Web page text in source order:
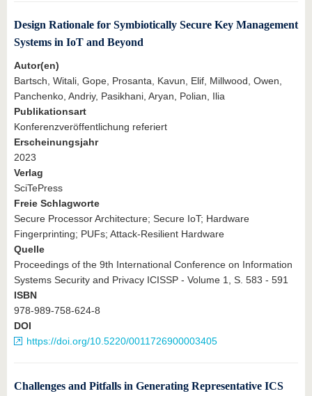
Design Rationale for Symbiotically Secure Key Management
Systems in IoT and Beyond
Autor(en)
Bartsch, Witali, Gope, Prosanta, Kavun, Elif, Millwood, Owen,
Panchenko, Andriy, Pasikhani, Aryan, Polian, Ilia
Publikationsart
Konferenzveröffentlichung referiert
Erscheinungsjahr
2023
Verlag
SciTePress
Freie Schlagworte
Secure Processor Architecture; Secure IoT; Hardware
Fingerprinting; PUFs; Attack-Resilient Hardware
Quelle
Proceedings of the 9th International Conference on Information
Systems Security and Privacy ICISSP - Volume 1, S. 583 - 591
ISBN
978-989-758-624-8
DOI
https://doi.org/10.5220/0011726900003405
Challenges and Pitfalls in Generating Representative ICS